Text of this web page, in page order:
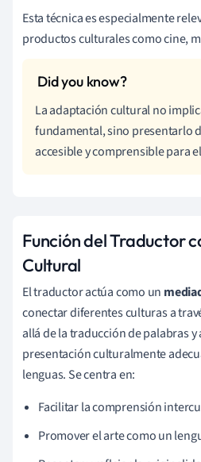
Esta técnica es especialmente
productos culturales como cine,
La adaptación cultural no
fundamental, sino presentarlo
accesible y comprensible para
Función del Traductor
Cultural
El traductor actúa como un
conectar diferentes culturas a
allá de la traducción de palabras y
presentación culturalmente
lenguas. Se centra en:
Facilitar la comprensión
Promover el arte como un